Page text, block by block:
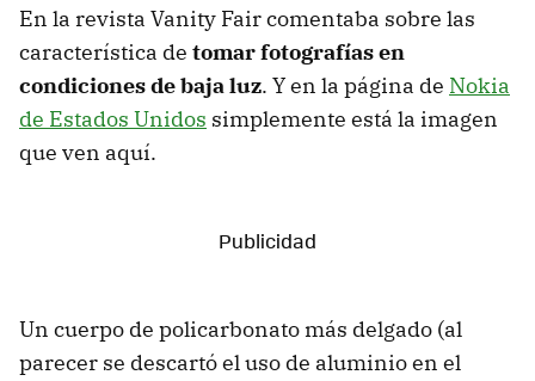
En la revista Vanity Fair comentaba sobre las
característica de tomar fotografías en
condiciones de baja luz. Y en la página de Nokia
de Estados Unidos simplemente está la imagen
que ven aquí.
Un cuerpo de policarbonato más delgado (al
parecer se descartó el uso de aluminio en el